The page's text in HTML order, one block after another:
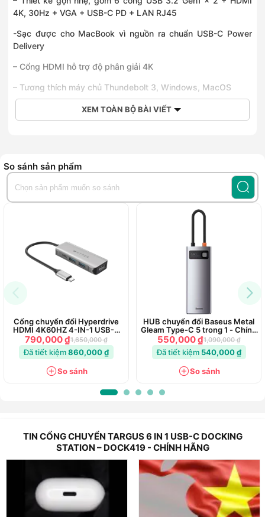
4K, 30Hz + VGA + USB-C PD + LAN RJ45
-Sạc được cho MacBook vì nguồn ra chuẩn USB-C Power
Delivery
– Cổng HDMI hỗ trợ độ phân giải 4K
– Tương thích máy chủ Thundebolt 3, Windows, MacOS
XEM TOÀN BỘ BÀI VIẾT
So sánh sản phẩm
Cổng chuyển đổi Hyperdrive
HDMI 4K60HZ 4-IN-1 USB-C
Hub (HD41)
790,000 ₫1,650,000 ₫
Đã tiết kiệm860,000 ₫
So sánh
HUB chuyển đổi Baseus Metal
Gleam Type-C 5 trong 1 - Chính
Hãng
550,000 ₫1,090,000 ₫
Đã tiết kiệm 540,000 ₫
So sánh
TIN CỔNG CHUYỂN TARGUS 6 IN 1 USB-C DOCKING
STATION – DOCK419 - CHÍNH HÃNG